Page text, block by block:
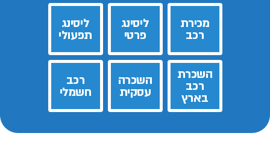
מכירת
רכב
ליסינג
פרטי
ליסינג
תפעולי
השכרת
רכב
בארץ
השכרה
עסקית
רכב
חשמלי